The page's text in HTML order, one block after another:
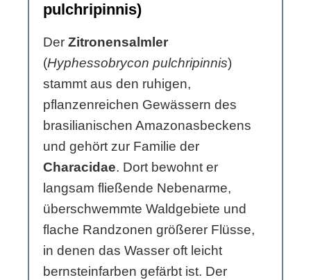
pulchripinnis)
Der Zitronensalmler
(Hyphessobrycon pulchripinnis)
stammt aus den ruhigen,
pflanzenreichen Gewässern des
brasilianischen Amazonasbeckens
und gehört zur Familie der
Characidae. Dort bewohnt er
langsam fließende Nebenarme,
überschwemmte Waldgebiete und
flache Randzonen größerer Flüsse,
in denen das Wasser oft leicht
bernsteinfarben gefärbt ist. Der